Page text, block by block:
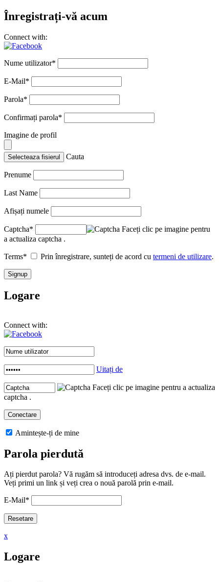
Înregistrați-vă acum
Connect with:
Nume utilizator*
E-Mail*
Parola*
Confirmați parola*
Imagine de profil
Selecteaza fisierul Cauta
Prenume
Last Name
Afișați numele
Captcha*
Faceți clic pe imagine pentru
a actualiza captcha .
Terms* Prin înregistrare, sunteți de acord cu termeni de utilizare.
Logare
Connect with:
Uitați de
Faceți clic pe imagine pentru a actualiza
captcha .
Amintește-ți de mine
Parola pierdută
Ați pierdut parola? Vă rugăm să introduceți adresa dvs. de e-mail.
Veți primi un link și veți crea o nouă parolă prin e-mail.
E-Mail*
x
Logare